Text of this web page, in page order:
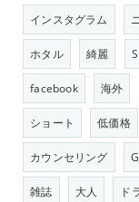
インスタグラム
ホタル 綺麗
facebook 海外
ショート 低価格
カウンセリング
雑誌 大人 ド